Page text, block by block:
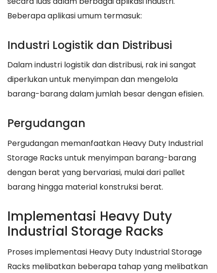
Beberapa aplikasi umum termasuk:
Industri Logistik dan Distribusi
Dalam industri logistik dan distribusi, rak ini sangat
diperlukan untuk menyimpan dan mengelola
barang-barang dalam jumlah besar dengan efisien.
Pergudangan
Pergudangan memanfaatkan Heavy Duty Industrial
Storage Racks untuk menyimpan barang-barang
dengan berat yang bervariasi, mulai dari pallet
barang hingga material konstruksi berat.
Implementasi Heavy Duty
Industrial Storage Racks
Proses implementasi Heavy Duty Industrial Storage
Racks melibatkan beberapa tahap yang melibatkan